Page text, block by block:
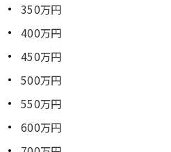
350万円
400万円
450万円
500万円
550万円
600万円